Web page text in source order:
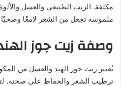
مكلفة. الزيت الطبيعي والعسل
ملموسة تجعل من الشعر لامعًا
وصفة زيت جوز
يُعتبر زيت جوز الهند والعسل من
ترطيب الشعر والحفاظ على صحته.